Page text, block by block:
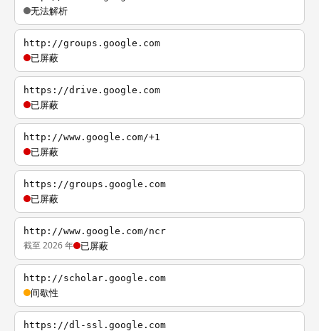
无法解析
http://groups.google.com
已屏蔽
https://drive.google.com
已屏蔽
http://www.google.com/+1
已屏蔽
https://groups.google.com
已屏蔽
http://www.google.com/ncr
截至 2026 年 已屏蔽
http://scholar.google.com
间歇性
https://dl-ssl.google.com